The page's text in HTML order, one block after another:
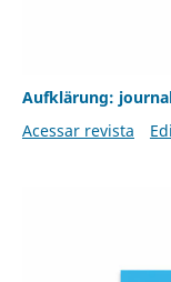
Aufklärung:
Acessar revista